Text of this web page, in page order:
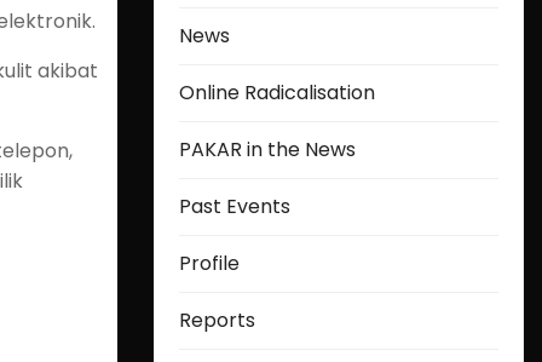
akibat
News
Online Radicalisation
PAKAR in the News
Past Events
Profile
Reports